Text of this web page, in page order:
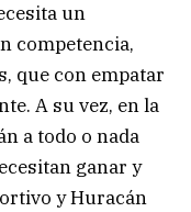
un
competencia,
que con empatar
A su vez, en la
a todo o nada
ganar y
y Huracán